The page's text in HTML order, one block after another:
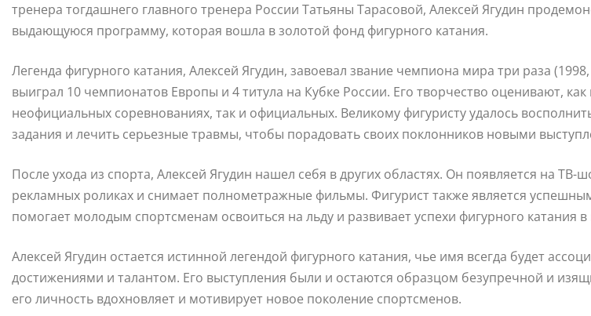
тренера тогдашнего главного тренера России Татьяны Тарасовой, Алексей Ягудин
выдающуюся программу, которая вошла в золотой фонд фигурного катания.
Легенда фигурного катания, Алексей Ягудин, завоевал звание чемпиона мира три раза (1998,
выиграл 10 чемпионатов Европы и 4 титула на Кубке России. Его творчество оценивают, как
неофициальных соревнованиях, так и официальных. Великому фигуристу удалось
задания и лечить серьезные травмы, чтобы порадовать своих поклонников новыми
После ухода из спорта, Алексей Ягудин нашел себя в других областях. Он появляется на ТВ-
рекламных роликах и снимает полнометражные фильмы. Фигурист также является
помогает молодым спортсменам освоиться на льду и развивает успехи фигурного катания
Алексей Ягудин остается истинной легендой фигурного катания, чье имя всегда будет
достижениями и талантом. Его выступления были и остаются образцом безупречной и
его личность вдохновляет и мотивирует новое поколение спортсменов.